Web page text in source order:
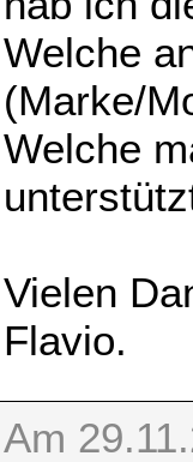
Welche
(Marke/
Welche
Vielen
Flavio.
Am